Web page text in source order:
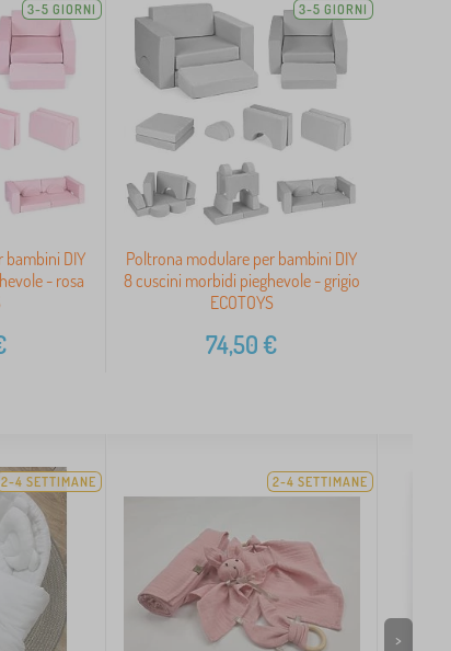
3-5 GIORNI
DIY
- rosa
3-5 GIORNI
Poltrona modulare per bambini DIY
8 cuscini morbidi pieghevole - grigio
ECOTOYS
74,50€
2-4 SETTIMANE 2-4 SETTIMANE
>